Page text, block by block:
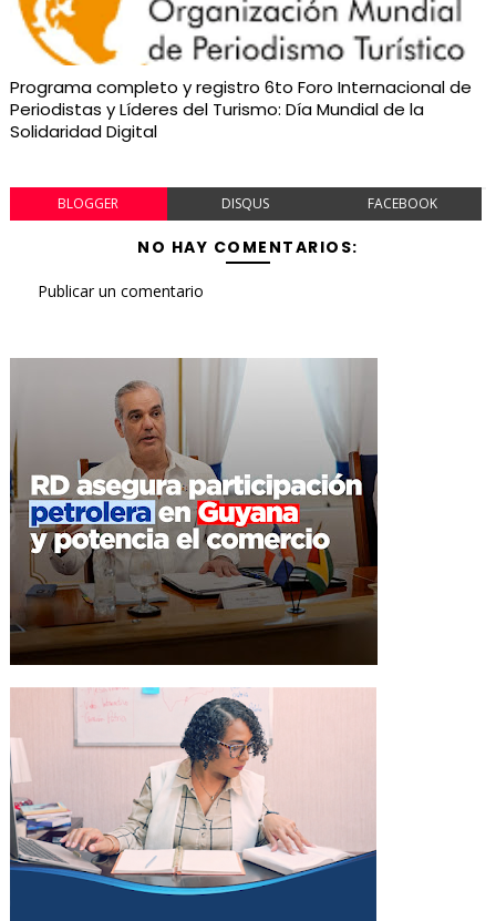
Programa completo y registro 6to Foro Internacional de
Periodistas y Líderes del Turismo: Día Mundial de la
Solidaridad Digital
BLOGGER DISQUS FACEBOOK
NO HAY COMENTARIOS:
Publicar un comentario